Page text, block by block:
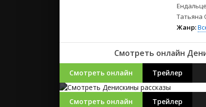
Татьяна
Жанр:
Смотреть онлайн
Смотреть онлайн Трейлер
Смотреть онлайн Трейлер